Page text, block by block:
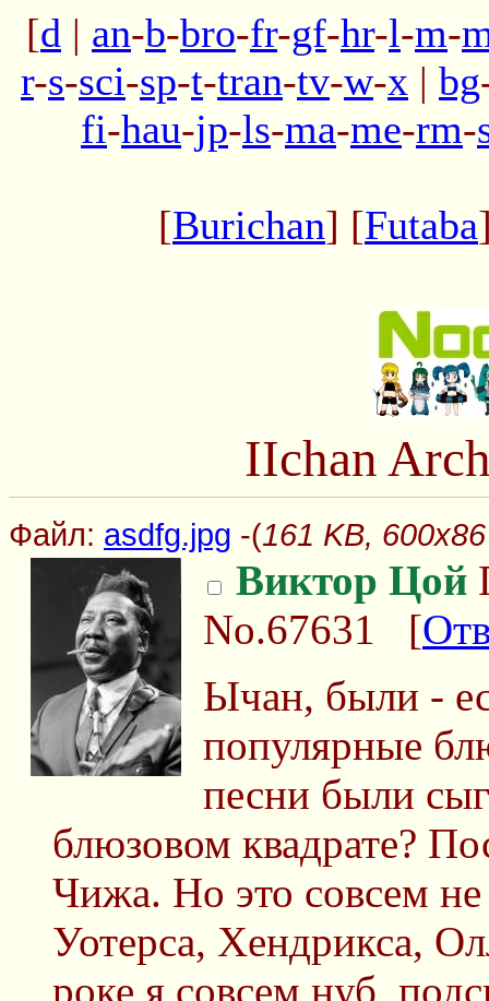
[d | an-b-bro-fr-gf-hr-l-m-
r-s-sci-sp-t-tran-tv-w-x | bg
fi-hau-jp-ls-ma-me-rm-
[Burichan] [Futaba
IIchan
Файл: asdfg.jpg -(161 KB,
Виктор Цой
No.67631 [
Ычан, были -
популярные
песни были
блюзовом квадрате?
Чижа. Но это совсем
Уотерса, Хендрикса,
роке я совсем нуб,